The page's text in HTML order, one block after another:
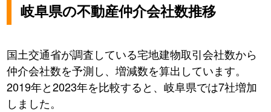
岐阜県の不動産仲介会社数推移
国土交通省が調査している宅地建物取引会社数から
仲介会社数を予測し、増減数を算出しています。
2019年と2023年を比較すると、岐阜県では7社増加
しました。